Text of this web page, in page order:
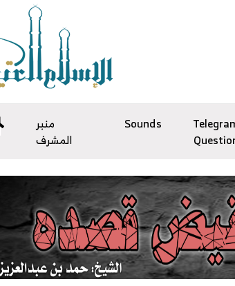
منبر
المشرف
Sounds